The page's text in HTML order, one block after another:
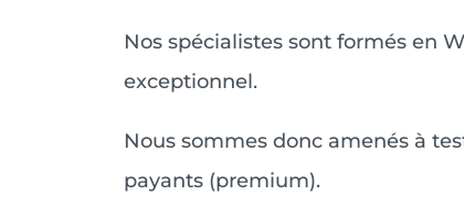
Nos spécialistes sont formés en
exceptionnel.
Nous sommes donc amenés à
payants (premium).